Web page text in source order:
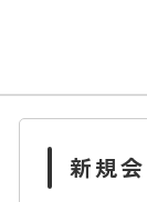
新規